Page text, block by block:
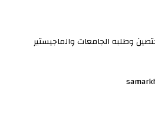
وطلبه الجامعات والماجيستير